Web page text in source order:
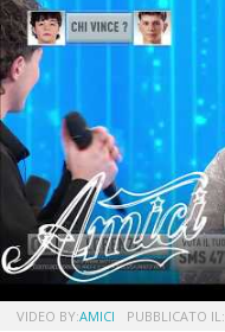
VIDEO BY:AMICI PUBBLICATO IL: